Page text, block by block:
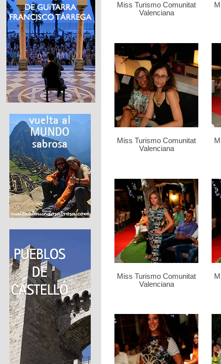
Miss Turismo Comunitat
Valenciana
Miss Turismo Comunitat
Valenciana
Miss Turismo Comunitat
Valenciana